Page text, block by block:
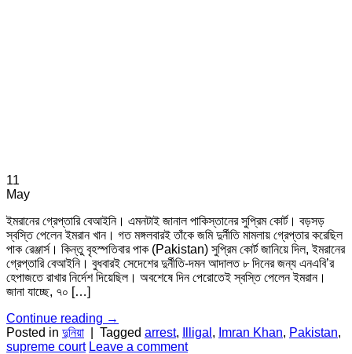
11
May
ইমরানের গ্রেপ্তারি বেআইনি। এমনটাই জানাল পাকিস্তানের সুপ্রিম কোর্ট। বড়সড়
স্বস্তি পেলেন ইমরান খান। গত মঙ্গলবারই তাঁকে জমি দুর্নীতি মামলায় গ্রেপ্তার করেছিল
পাক রেঞ্জার্স। কিন্তু বৃহস্পতিবার পাক (Pakistan) সুপ্রিম কোর্ট জানিয়ে দিল, ইমরানের
গ্রেপ্তারি বেআইনি। বুধবারই সেদেশের দুর্নীতি-দমন আদালত ৮ দিনের জন্য এনএবি’র
হেপাজতে রাখার নির্দেশ দিয়েছিল। অবশেষে দিন পেরোতেই স্বস্তি পেলেন ইমরান।
জানা যাচ্ছে, ৭০ […]
Continue reading →
Posted in দুনিয়া Tagged arrest, Illigal , Imran Khan, Pakistan,
supreme court Leave a comment